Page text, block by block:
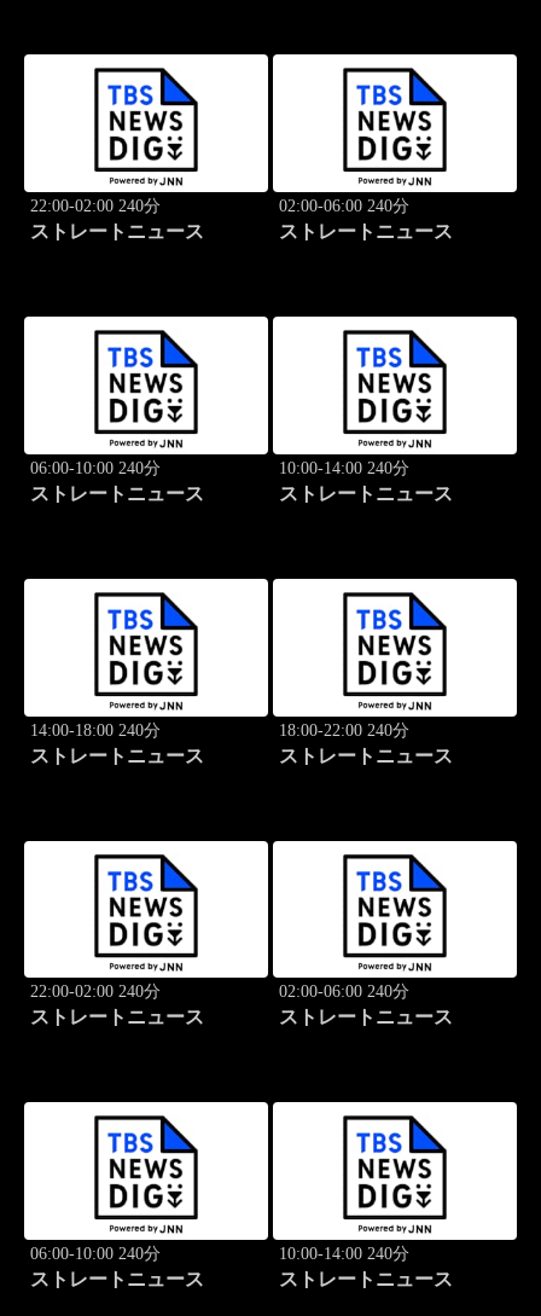
22:00-02:00 240分
ストレートニュース
02:00-06:00 240分
ストレートニュース
06:00-10:00 240分
ストレートニュース
10:00-14:00 240分
ストレートニュース
14:00-18:00 240分
ストレートニュース
18:00-22:00 240分
ストレートニュース
22:00-02:00 240分
ストレートニュース
02:00-06:00 240分
ストレートニュース
06:00-10:00 240分
ストレートニュース
10:00-14:00 240分
ストレートニュース